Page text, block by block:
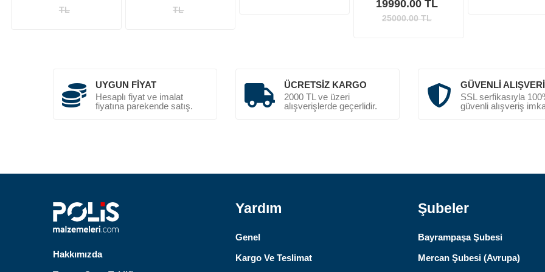
TL
TL
19990.00 TL
25000.00TL
UYGUN FIYAT
Hesaplı fiyat ve imalat
fiyatına parekende satış.
ÜCRETSIZ KARGO
2000 TL ve üzeri
alışverişlerde geçerlidir.
GÜVENLI
SSL serfikasıyla
güvenli alışveriş
Hakkımızda
Yardım
Genel
Kargo Ve Teslimat
Şubeler
Bayrampaşa Şubesi
Mercan Şubesi (Avrupa)